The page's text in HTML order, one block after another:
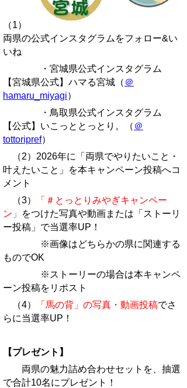
（1）
両県の公式インスタグラムをフォロー&い
いね
・宮城県公式インスタグラム
【宮城県公式】ハマる宮城（ ＠
hamaru_miyagi）
・鳥取県公式インスタグラム
【公式】いこっととっとり。（ ＠
tottoripref）
（2）2026年に「両県でやりたいこと・
叶えたいこと」を本キャンペーン投稿へコ
メント
（3）
「＃とっとりみやぎキャンペー
ン」
をつけた写真や動画または「ストーリ
ー投稿」で当選率UP！
※画像はどちらかの県に関連する
ものでOK
※ストーリーの場合は本キャンペ
ーン投稿をリポスト
（4）
「馬の背」の写真・動画投稿でさ
らに当選率UP！
【プレゼント】
両県の魅力詰め合わせセットを、抽選
で合計10名にプレゼント！